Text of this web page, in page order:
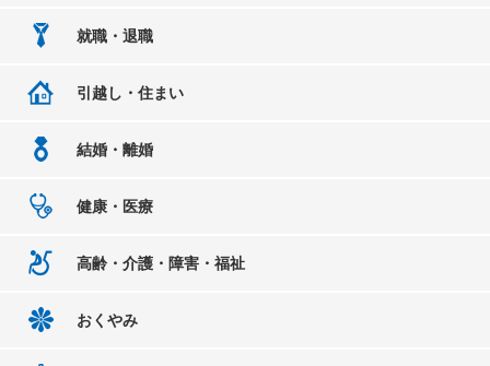
就職・退職
引越し・住まい
結婚・離婚
健康・医療
高齢・介護・障害・福祉
おくやみ